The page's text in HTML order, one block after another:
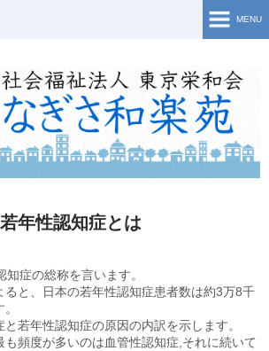
MENU
業
若年性認知症とは
症の総称を言います。
ると、日本の若年性認知症患者数は約3万8千
若年性認知症の原因の内訳を示します。
頻度が多いのは血管性認知症,それに続いて